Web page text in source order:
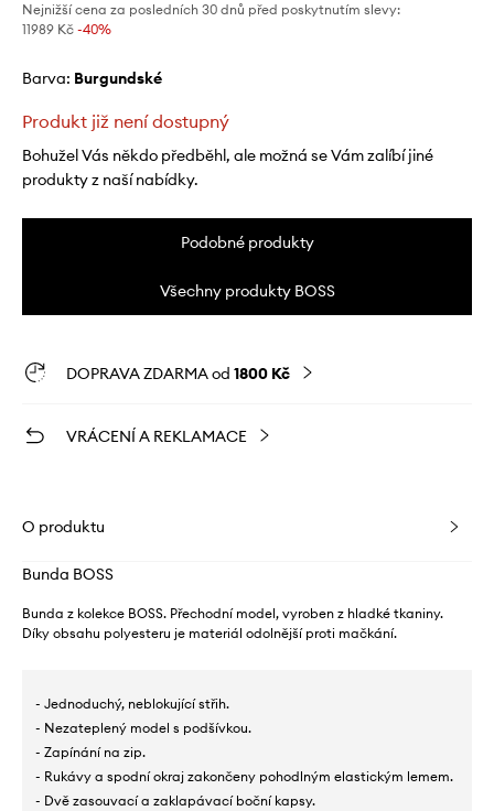
Nejnižší cena za posledních 30 dnů před poskytnutím slevy:
11989 Kč -40%
Barva: burgundské
Produkt již není dostupný
Bohužel Vás někdo předběhl, ale možná se Vám zalíbí jiné
produkty z naší nabídky.
Podobné produkty
Všechny produkty BOSS
DOPRAVA ZDARMA od 1800 Kč
VRÁCENÍ A REKLAMACE
O produktu
Bunda BOSS
Bunda z kolekce BOSS. Přechodní model, vyroben z hladké tkaniny.
Díky obsahu polyesteru je materiál odolnější proti mačkání.
- Jednoduchý, neblokující střih.
- Nezateplený model s podšívkou.
- Zapínání na zip.
- Rukávy a spodní okraj zakončeny pohodlným elastickým lemem.
- Dvě zasouvací a zaklapávací boční kapsy.